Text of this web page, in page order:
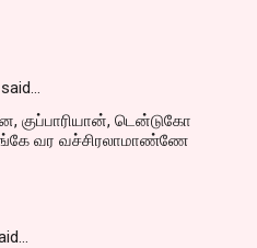
said…
டென்டுகோ
வர வச்சிரலாமாண்ணே